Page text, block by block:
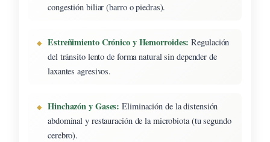
congestión biliar (barro o piedras).
Estreñimiento Crónico y Hemorroides: Regulación
del tránsito lento de forma natural sin depender de
laxantes agresivos.
Hinchazón y Gases: Eliminación de la distensión
abdominal y restauración de la microbiota (tu segundo
cerebro).